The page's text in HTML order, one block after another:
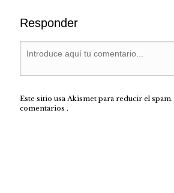
Responder
Este sitio usa Akismet para reducir el spam.
comentarios .